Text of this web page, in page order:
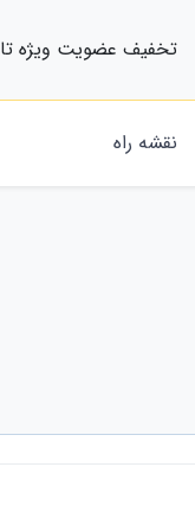
تخفیف عضویت ویژه تا 16 مرداد فعال شد
نقشه راه